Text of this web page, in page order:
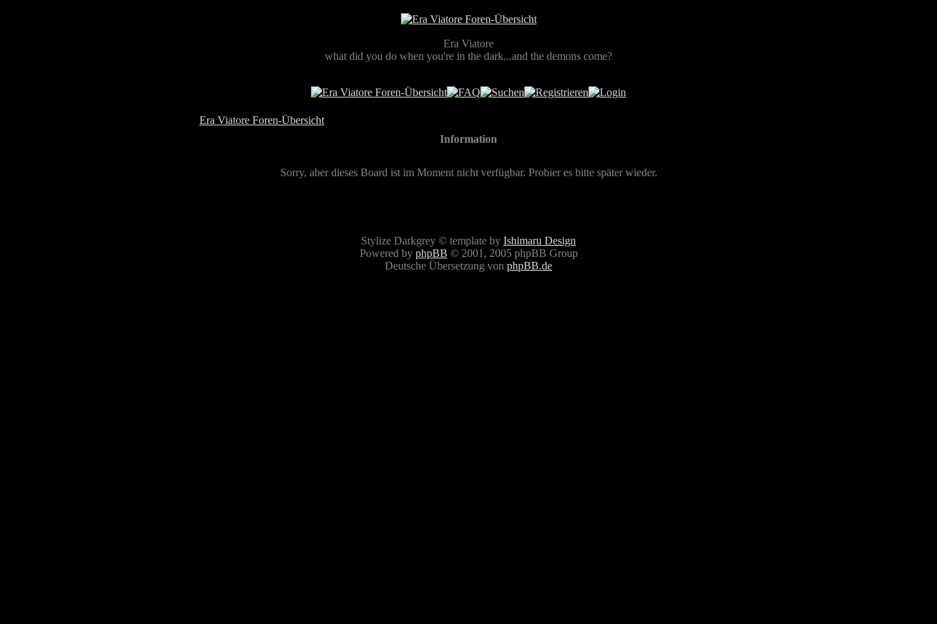
Era Viatore
what did you do when you're in the dark...and the demons come?
Era Viatore Foren-Übersicht
Information
Sorry, aber dieses Board ist im Moment nicht verfügbar. Probier es bitte später wieder.
Stylize Darkgrey © template by Ishimaru Design
Powered by phpBB © 2001, 2005 phpBB Group
Deutsche Übersetzung von phpBB.de